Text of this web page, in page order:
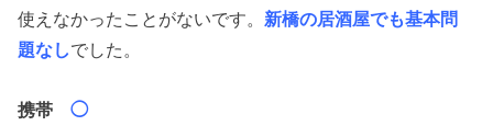
使えなかったことがないです。 新橋の居酒屋でも基本問
題なしでした。
携帯◯